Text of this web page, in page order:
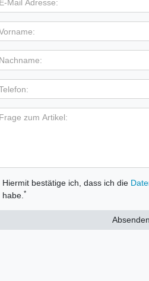
Hiermit bestätige ich, dass ich die
habe.*
Absenden